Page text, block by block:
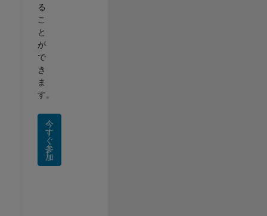
る
こ
と
が
で
き
ま
す。
今
す
ぐ
参
加